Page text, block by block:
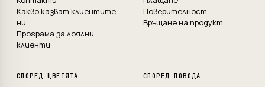
Какво казват клиентите
ни
Програма за лоялни
клиенти
Поверителност
Връщане на продукт
СПОРЕД ЦВЕТЯТА СПОРЕД ПОВОДА